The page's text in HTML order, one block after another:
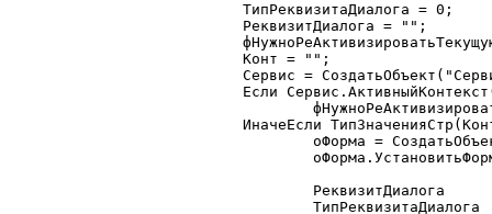
ТипРеквизитаДиалога = 0;
РеквизитДиалога = "";
Конт = "";
Сервис =
Если
ИначеЕсли